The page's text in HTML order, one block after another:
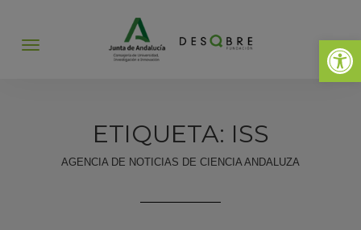
Abrir
Abrir
ETIQUETA: ISS
AGENCIA DE NOTICIAS DE CIENCIA ANDALUZA